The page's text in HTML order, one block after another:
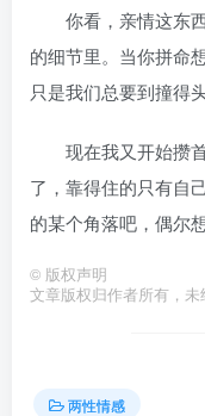
你看，亲情这东西
的细节里。当你拼命
只是我们总要到撞得
现在我又开始攒首
了，靠得住的只有自
的某个角落吧，偶尔
© 版权声明
文章版权归作者所有，未
两性情感